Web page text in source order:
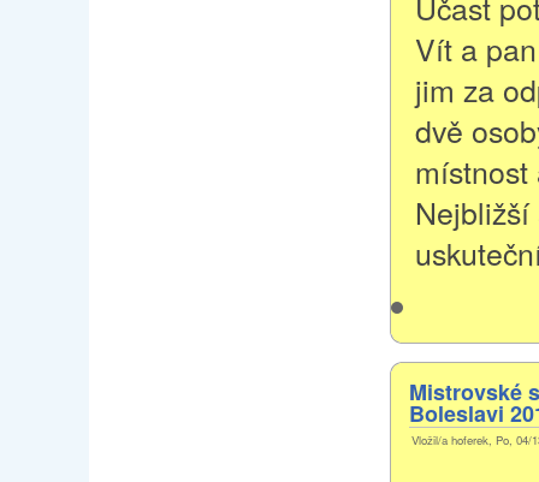
Vít a
jim za
dvě
místnost
Mistrovské
Boleslavi
Vložil/a hoferek, Po, 04/